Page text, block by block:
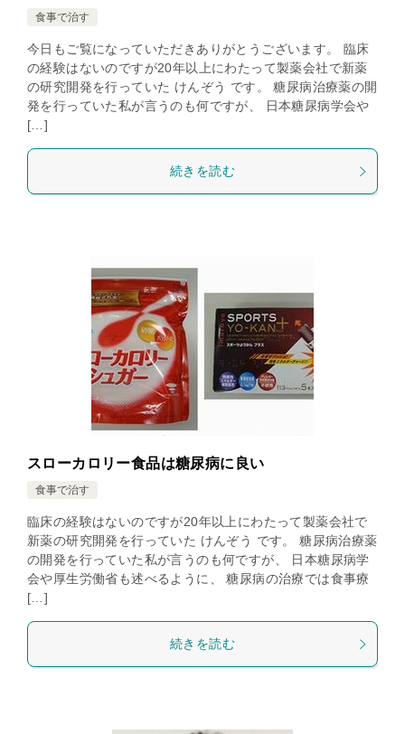
食事で治す
今日もご覧になっていただきありがとうございます。 臨床
の経験はないのですが20年以上にわたって製薬会社で新薬
の研究開発を行っていた けんぞう です。 糖尿病治療薬の開
発を行っていた私が言うのも何ですが、 日本糖尿病学会や
[…]
続きを読む
スローカロリー食品は糖尿病に良い
食事で治す
臨床の経験はないのですが20年以上にわたって製薬会社で
新薬の研究開発を行っていた けんぞう です。 糖尿病治療薬
の開発を行っていた私が言うのも何ですが、 日本糖尿病学
会や厚生労働省も述べるように、 糖尿病の治療では食事療
[…]
続きを読む